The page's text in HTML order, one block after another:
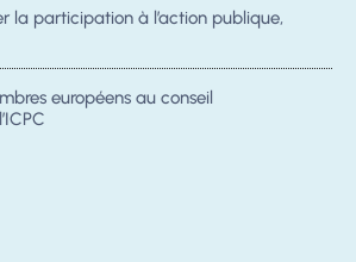
la participation à l’action publique,
européens au conseil